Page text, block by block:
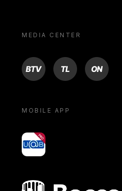
MEDIA CENTER
BTV TL ON
MOBILE APP
yoU@B
Bocconi shop